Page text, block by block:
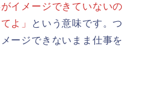
イメージできていないの
よ」
という意味です。つ
ージできないまま仕事を